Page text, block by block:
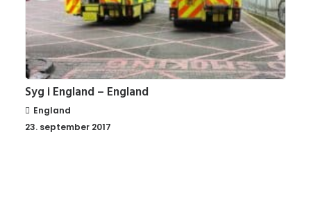
Syg i England – England
England
23. september 2017